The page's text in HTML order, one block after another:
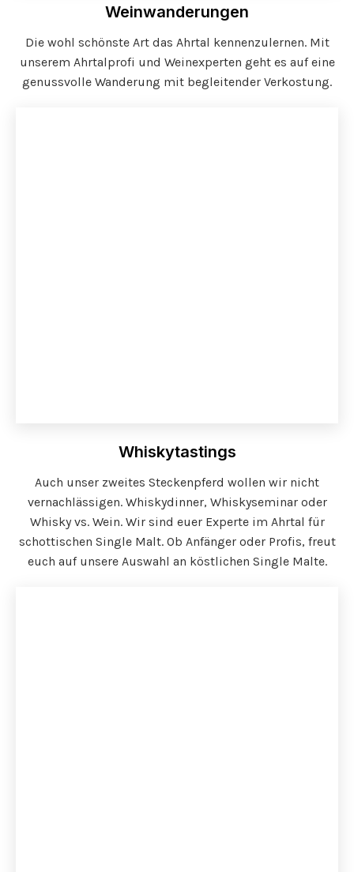
Weinwanderungen
Die wohl schönste Art das Ahrtal kennenzulernen. Mit
unserem Ahrtalprofi und Weinexperten geht es auf eine
genussvolle Wanderung mit begleitender Verkostung.
Whiskytastings
Auch unser zweites Steckenpferd wollen wir nicht
vernachlässigen. Whiskydinner, Whiskyseminar oder
Whisky vs. Wein. Wir sind euer Experte im Ahrtal für
schottischen Single Malt. Ob Anfänger oder Profis, freut
euch auf unsere Auswahl an köstlichen Single Malte.